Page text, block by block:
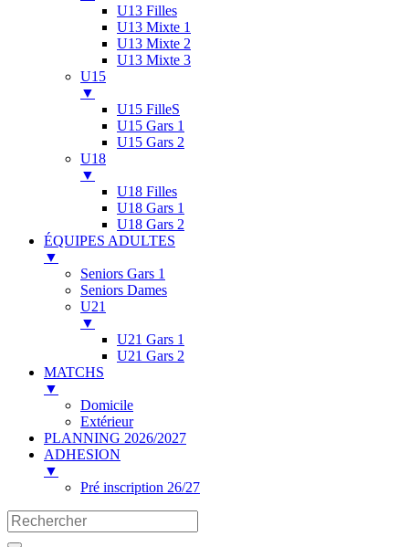
U13 Filles
U13 Mixte 1
U13 Mixte 2
U13 Mixte 3
U15
▼
U15 FilleS
U15 Gars 1
U15 Gars 2
U18
▼
U18 Filles
U18 Gars 1
U18 Gars 2
ÉQUIPES ADULTES
▼
Seniors Gars 1
Seniors Dames
U21
▼
U21 Gars 1
U21 Gars 2
MATCHS
▼
Domicile
Extérieur
PLANNING 2026/2027
ADHESION
▼
Pré inscription 26/27